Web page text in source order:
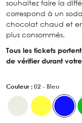
souhaitez faire la
correspond à un
chocolat chaud et
plus consommés.
Tous les tickets
de vérifier durant
Couleur : 02 - Bleu